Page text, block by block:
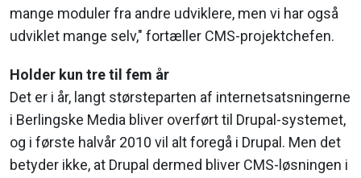
mange moduler fra andre udviklere, men vi har også
udviklet mange selv," fortæller CMS-projektchefen.
Holder kun tre til fem år
Det er i år, langt størsteparten af internetsatsningerne
i Berlingske Media bliver overført til Drupal-systemet,
og i første halvår 2010 vil alt foregå i Drupal. Men det
betyder ikke, at Drupal dermed bliver CMS-løsningen i